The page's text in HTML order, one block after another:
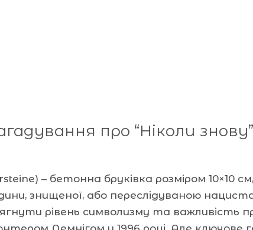
про “Ніколи знову”
– бетонна бруківка розміром
знищеної, або переслідуваною
рівень символизму та важливість